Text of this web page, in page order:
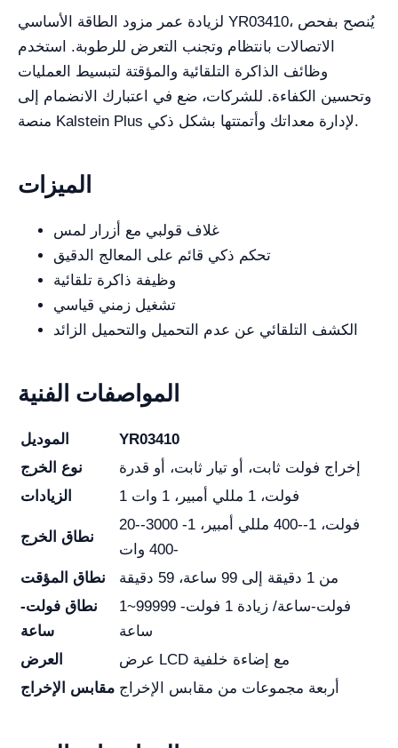
لزيادة عمر مزود الطاقة الأساسي YR03410، يُنصح بفحص
الاتصالات بانتظام وتجنب التعرض للرطوبة. استخدم
وظائف الذاكرة التلقائية والمؤقتة لتبسيط العمليات
وتحسين الكفاءة. للشركات، ضع في اعتبارك الانضمام إلى
منصة Kalstein Plus لإدارة معداتك وأتمتتها بشكل ذكي.
الميزات
غلاف قولبي مع أزرار لمس
تحكم ذكي قائم على المعالج الدقيق
وظيفة ذاكرة تلقائية
تشغيل زمني قياسي
الكشف التلقائي عن عدم التحميل والتحميل الزائد
المواصفات الفنية
الموديل
YR03410
نوع الخرج
إخراج فولت ثابت، أو تيار ثابت، أو قدرة
الزيادات
1 فولت، 1 مللي أمبير، 1 وات
نطاق الخرج
20--3000 فولت، 1--400 مللي أمبير، 1-
-400 وات
نطاق المؤقت
من 1 دقيقة إلى 99 ساعة، 59 دقيقة
نطاق فولت-
ساعة
1~99999 فولت-ساعة/ زيادة 1 فولت-
ساعة
العرض
عرض LCD مع إضاءة خلفية
مقابس الإخراج أربعة مجموعات من مقابس الإخراج